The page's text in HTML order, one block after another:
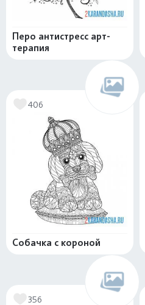
Перо антистресс арт-
терапия
406
Собачка с короной
356